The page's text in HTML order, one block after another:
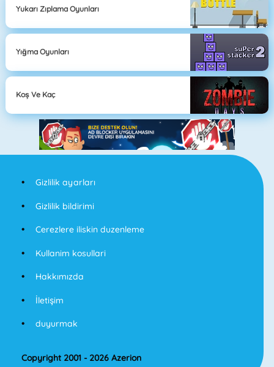
Yukarı Zıplama Oyunları
Yığma Oyunları
Koş Ve Kaç
Gizlilik ayarları
Gizlilik bildirimi
Cerezlere iliskin duzenleme
Kullanim kosullari
Hakkımızda
İletişim
duyurmak
Copyright 2001 - 2026 Azerion